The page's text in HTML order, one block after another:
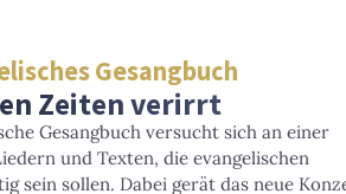
Gesangbuch
Zeiten verirrt
Gesangbuch versucht sich an einer
und Texten, die evangelischen
sein sollen. Dabei gerät das neue